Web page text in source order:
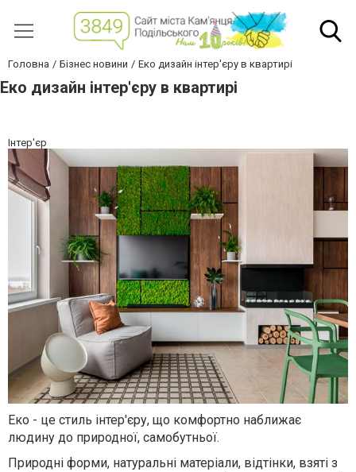
Головна Бізнес новини Еко дизайн інтер'єру в квартирі
Еко дизайн інтер'єру в квартирі
Інтер'єр
Еко - це стиль інтер'єру, що комфортно наближає
людину до природної, самобутньої.
Природні форми, натуральні матеріали, відтінки, взяті з